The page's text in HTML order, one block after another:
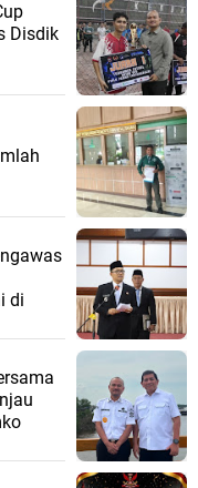
Disdik
di